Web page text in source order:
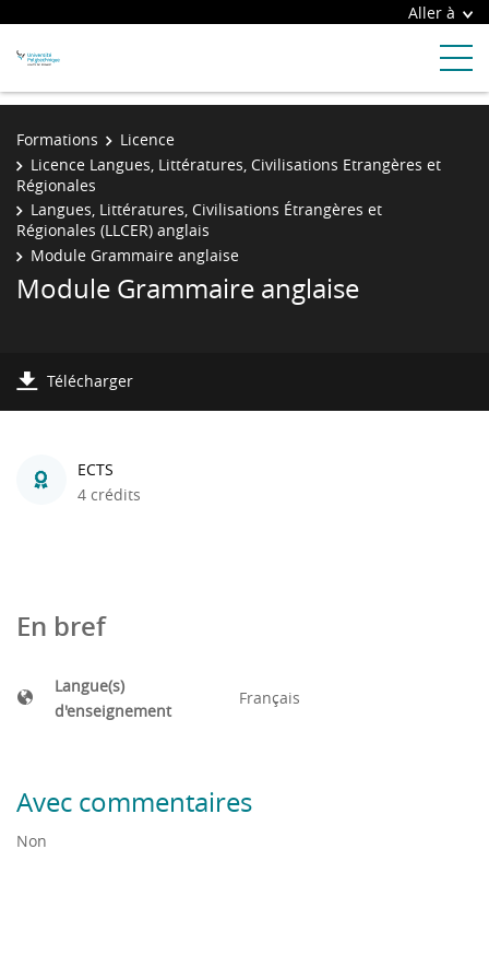
Aller à
Formations
Licence
Licence Langues, Littératures, Civilisations Etrangères et
Régionales
Langues, Littératures, Civilisations Étrangères et
Régionales (LLCER) anglais
Module Grammaire anglaise
Module Grammaire anglaise
Télécharger
ECTS
4 crédits
En bref
Langue(s)
d'enseignement
Français
Avec commentaires
Non